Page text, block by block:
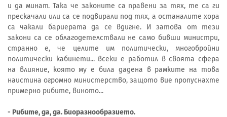
и да минат. Така че законите са правени за тях, те са ги
прескачали или са се подвирали под тях, а останалите хора
са чакали бариерата да се вдигне. И затова от тези
закони са се облагодетелствали не само бивши министри,
странно е, че целите им политически, многобройни
политически кабинети... всеки е работил в своята сфера
на влияние, която му е била дадена в рамките на това
наистина огромно министерство, защото вие пропуснахте
примерно рибите, виното...
- Рибите, да, да. Биоразнообразието.